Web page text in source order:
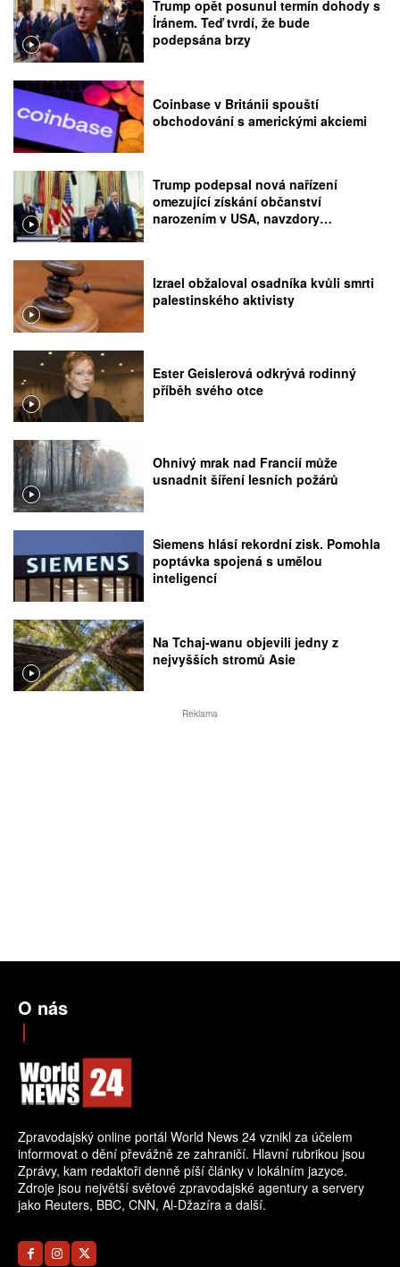
Trump opět posunul termín dohody s
Íránem. Teď tvrdí, že bude
podepsána brzy
Coinbase v Británii spouští
obchodování s americkými akciemi
Trump podepsal nová nařízení
omezující získání občanství
narozením v USA, navzdory
Izrael obžaloval osadníka kvůli smrti
palestinského aktivisty
Ester Geislerová odkrývá rodinný
příběh svého otce
Ohnivý mrak nad Francií může
usnadnit šíření lesních požárů
Siemens hlásí rekordní zisk. Pomohla
poptávka spojená s umělou
inteligencí
Na Tchaj-wanu objevili jedny z
nejvyšších stromů Asie
Reklama
O nás
Zpravodajský online portál World News 24 vznikl za účelem
informovat o dění převážně ze zahraničí. Hlavní rubrikou jsou
Zprávy, kam redaktoři denně píší články v lokálním jazyce.
Zdroje jsou největší světové zpravodajské agentury a servery
jako Reuters, BBC, CNN, Al-Džazíra a další.